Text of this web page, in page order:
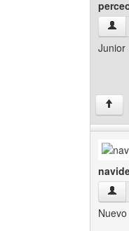
Junior
↑
Nuevo